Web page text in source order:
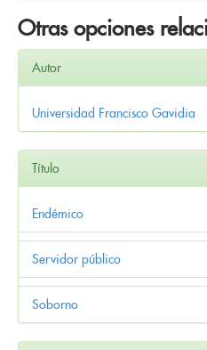
Otras opciones
Autor
Universidad Francisco Gavidia
Título
Endémico
Servidor público
Soborno